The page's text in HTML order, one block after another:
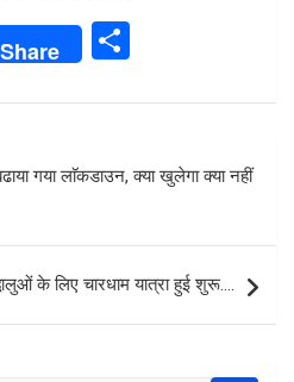
Share
ar
गया लाॅकडाउन, क्या खुलेगा क्या नहीं
के लिए चारधाम यात्रा हुई शुरू….